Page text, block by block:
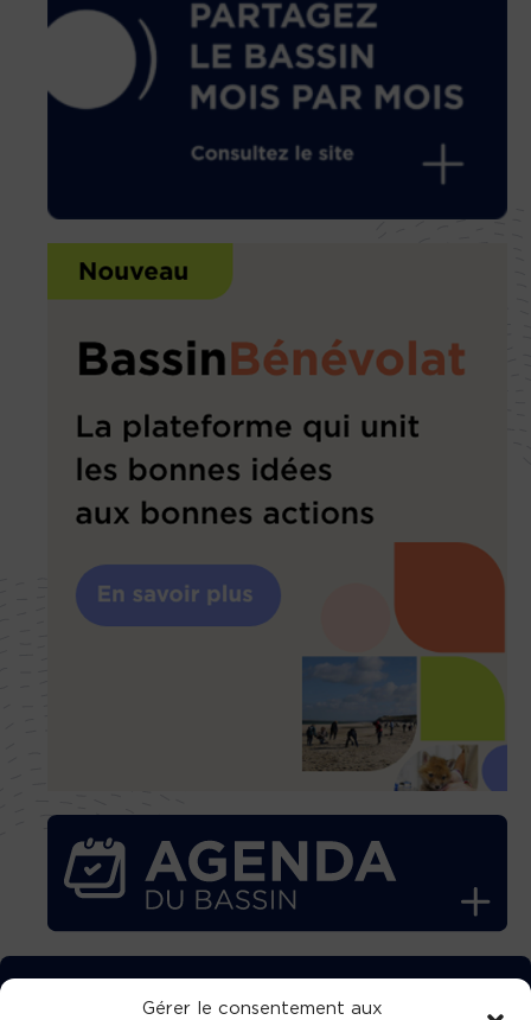
Gérer le consentement aux
TÉLÉCHARGEZ GRATUITEMENT